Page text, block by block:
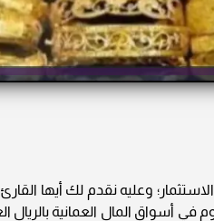
وعليه نقدم لك أيها القارئ
اليوم في أسواق المال العمانية بالريال